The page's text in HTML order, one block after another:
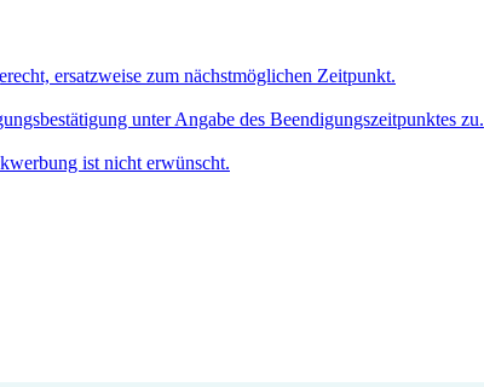
ersatzweise zum nächstmöglichen Zeitpunkt.
unter Angabe des Beendigungszeitpunktes zu.
ist nicht erwünscht.